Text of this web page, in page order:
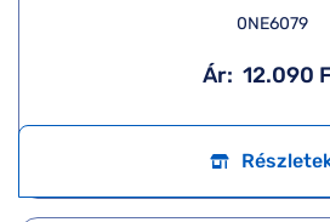
0NE6079
Ár: 12.090